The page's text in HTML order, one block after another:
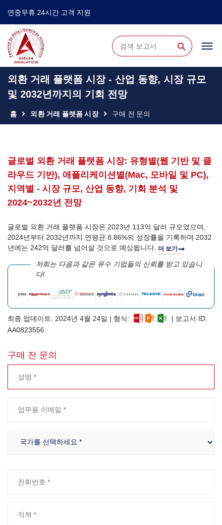
연중무휴 24시간 고객 지원
⚲
외환 거래 플랫폼 시장 - 산업 동향, 시장 규모
및 2032년까지의 기회 전망
홈 외환 거래 플랫폼 시장 구매 전 문의
글로벌 외환 거래 플랫폼 시장: 유형별(웹 기반 및 클
라우드 기반), 애플리케이션별(Mac, 모바일 및 PC),
지역별 - 시장 규모, 산업 동향, 기회 분석 및
2024~2032년 전망
글로벌 외환 거래 플랫폼 시장은 2023년 113억 달러 규모였으며,
2024년부터 2032년까지 연평균 8.86%의 성장률을 기록하며 2032
년에는 242억 달러를 넘어설 것으로 예상됩니다.
더 보기
저희는 다음과 같은 유수 기업들의 신뢰를 받고 있습니
다!
최종 업데이트: 2024년 4월 24일 | 형식:
| 보고서 ID:
AA0823556
구매 전 문의